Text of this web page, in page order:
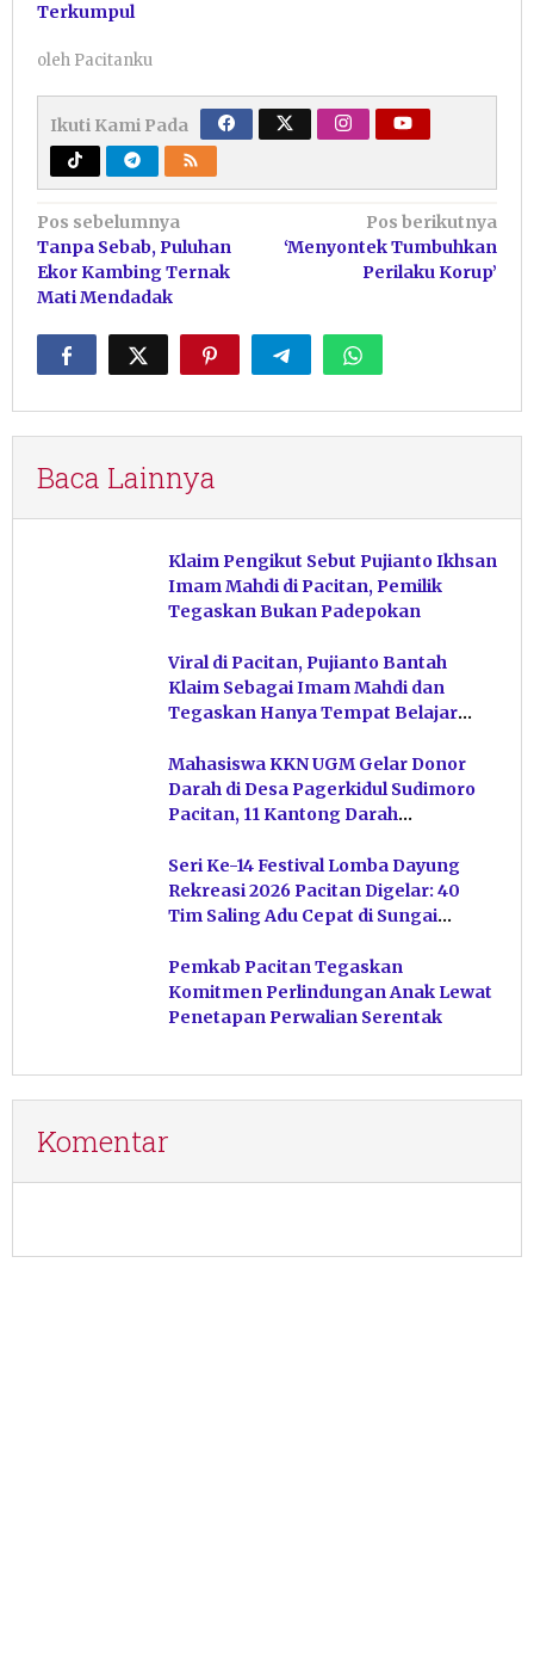
Terkumpul
oleh Pacitanku
Ikuti Kami Pada
Navigasi
pos
Pos sebelumnya
Tanpa Sebab, Puluhan
Ekor Kambing Ternak
Mati Mendadak
Pos berikutnya
‘Menyontek Tumbuhkan
Perilaku Korup’
Baca Lainnya
Klaim Pengikut Sebut Pujianto Ikhsan
Imam Mahdi di Pacitan, Pemilik
Tegaskan Bukan Padepokan
Viral di Pacitan, Pujianto Bantah
Klaim Sebagai Imam Mahdi dan
Tegaskan Hanya Tempat Belajar
Mahasiswa KKN UGM Gelar Donor
Darah di Desa Pagerkidul Sudimoro
Pacitan, 11 Kantong Darah
Seri Ke-14 Festival Lomba Dayung
Rekreasi 2026 Pacitan Digelar: 40
Tim Saling Adu Cepat di Sungai
Pemkab Pacitan Tegaskan
Komitmen Perlindungan Anak Lewat
Penetapan Perwalian Serentak
Komentar